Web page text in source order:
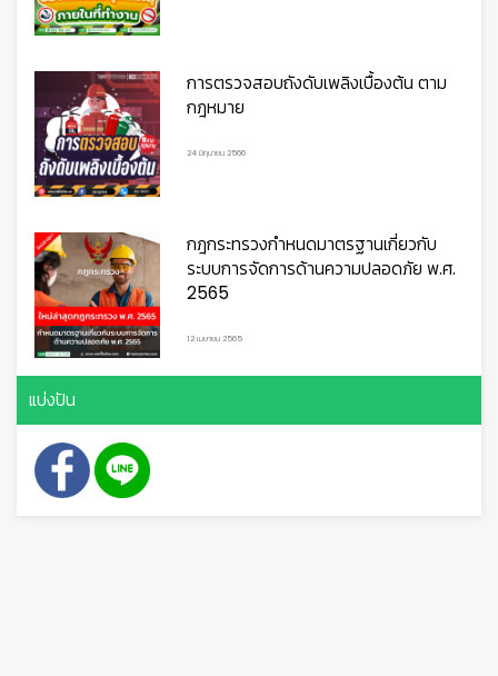
การตรวจสอบถังดับเพลิงเบื้องต้น ตาม
กฎหมาย
24 มิถุนายน 2566
กฎกระทรวงกำหนดมาตรฐานเกี่ยวกับ
ระบบการจัดการด้านความปลอดภัย พ.ศ.
2565
12 เมษายน 2565
แบ่งปัน